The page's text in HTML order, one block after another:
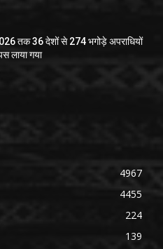
तक 36 देशों से 274 भगोड़े अपराधियों
लाया गया
4967
4455
224
139